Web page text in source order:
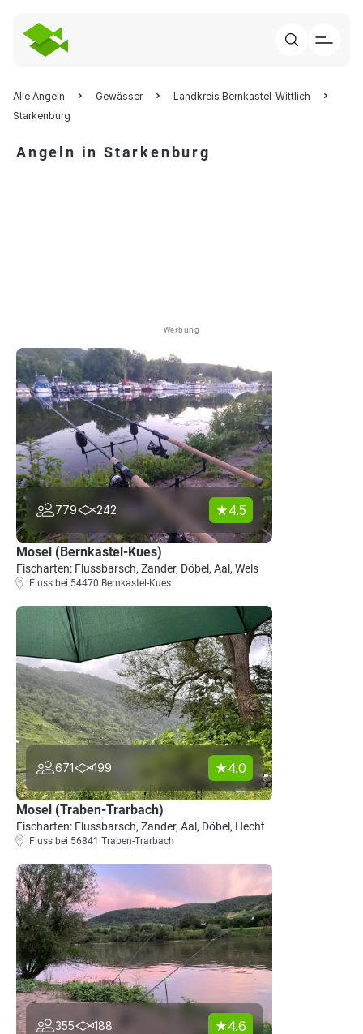
Alle Angeln Gewässer
Landkreis Bernkastel-Wittlich
Starkenburg
Angeln in Starkenburg
Werbung
779 242 4.5
Mosel (Bernkastel-Kues)
Fischarten: Flussbarsch, Zander, Döbel, Aal, Wels
Fluss bei 54470 Bernkastel-Kues
671 199 4.0
Mosel (Traben-Trarbach)
Fischarten: Flussbarsch, Zander, Aal, Döbel, Hecht
Fluss bei 56841 Traben-Trarbach
355 188 4.6